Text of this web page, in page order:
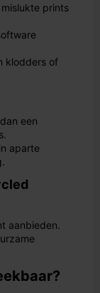
prints
klodders of
een
aparte
aanbieden.